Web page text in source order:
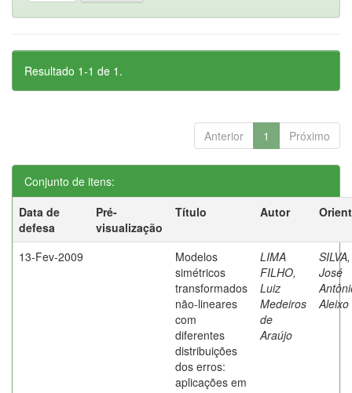
Resultado 1-1 de 1.
Anterior 1 Próximo
Conjunto de itens:
Data de
defesa
Pré-
visualização
Título Autor
13-Fev-2009
Modelos
simétricos
transformados
não-lineares
com
diferentes
distribuições
dos erros:
aplicações em
LIMA
FILHO,
Luiz
Medeiros
de
Araújo
SILVA,
José
Aleixo